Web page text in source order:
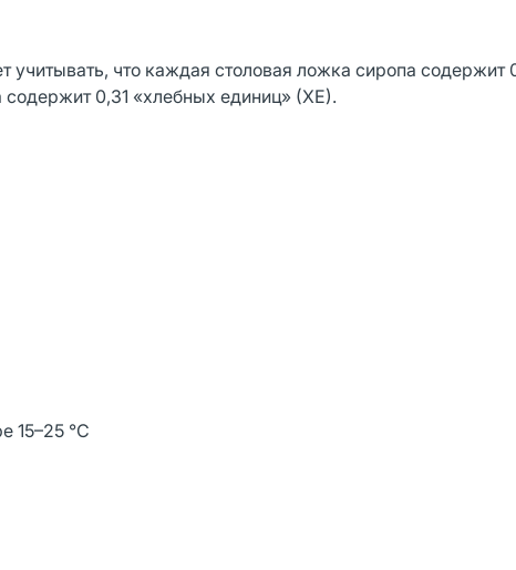
что каждая столовая ложка сиропа содержит
0,31 «хлебных единиц» (ХЕ).
15–25 °C